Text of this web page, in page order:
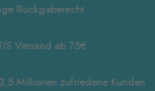
ab 75€
zufriedene Kunden